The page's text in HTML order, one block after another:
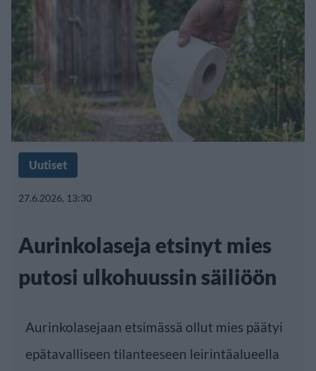
Uutiset
27.6.2026, 13:30
Aurinkolaseja etsinyt mies
putosi ulkohuussin säiliöön
Aurinkolasejaan etsimässä ollut mies päätyi
epätavalliseen tilanteeseen leirintäalueella